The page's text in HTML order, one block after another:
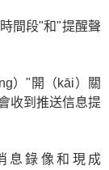
間段"和"提醒聲
）"開（kāi）關
收到推送信息提
息錄像和現成